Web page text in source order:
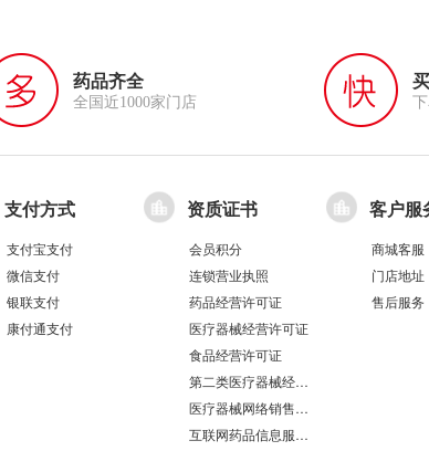
药品齐全
全国近1000家门店
支付方式
支付宝支付
微信支付
银联支付
康付通支付
资质证书
会员积分
连锁营业执照
药品经营许可证
医疗器械经营许可证
食品经营许可证
第二类医疗器械经营备案凭证
医疗器械网络销售备案
互联网药品信息服务资格证书
客户服
商城客服
门店地址
售后服务